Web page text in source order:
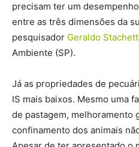
precisam ter um
entre as três dimensões da
pesquisador Geraldo
Ambiente (SP).
Já as propriedades de
IS mais baixos. Mesmo uma
de pastagem, melhoramento
confinamento dos animais